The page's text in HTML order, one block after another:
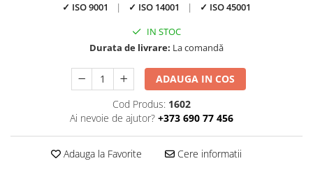
✓ ISO 9001
| ✓ ISO 14001 |
✓ ISO 45001
IN STOC
Durata de livrare: La comandă
ADAUGA IN COS
Cod Produs: 1602
Ai nevoie de ajutor? +373 690 77 456
Adauga la Favorite Cere informatii